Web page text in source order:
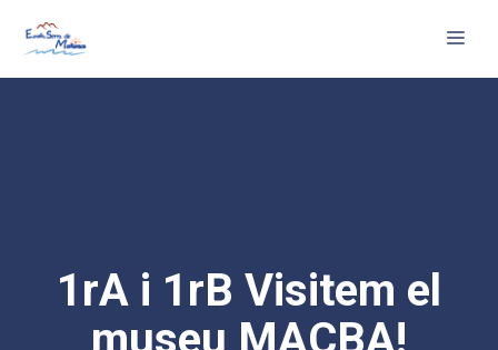
1rA i 1rB Visitem el
museu MACBA!